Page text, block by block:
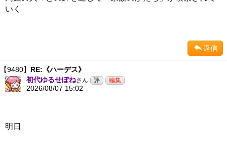
いく
返信
【9480】 RE:《ハーデス》
初代ゆるせぽねさん
2026/08/07 15:02
明日